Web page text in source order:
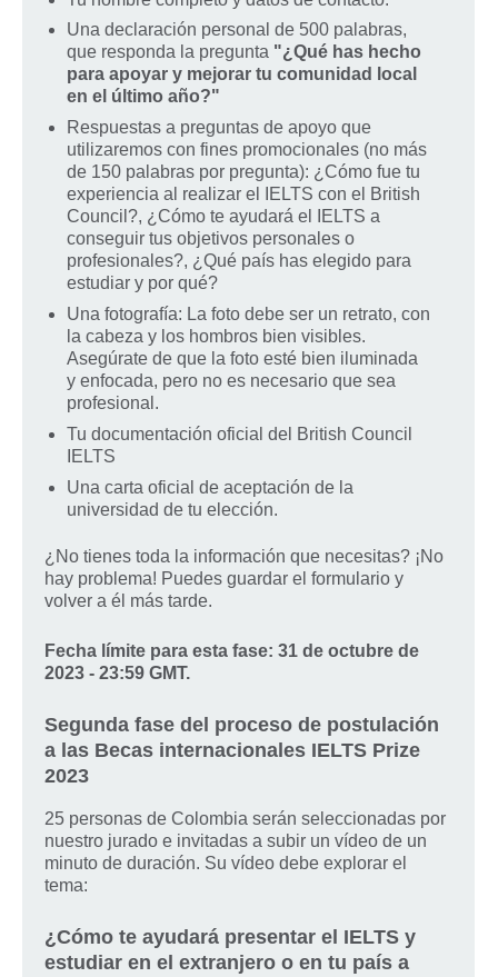
Una declaración personal de 500 palabras,
que responda la pregunta "¿Qué has hecho
para apoyar y mejorar tu comunidad local
en el último año?"
Respuestas a preguntas de apoyo que
utilizaremos con fines promocionales (no más
de 150 palabras por pregunta): ¿Cómo fue tu
experiencia al realizar el IELTS con el British
Council?, ¿Cómo te ayudará el IELTS a
conseguir tus objetivos personales o
profesionales?, ¿Qué país has elegido para
estudiar y por qué?
Una fotografía: La foto debe ser un retrato, con
la cabeza y los hombros bien visibles.
Asegúrate de que la foto esté bien iluminada
y enfocada, pero no es necesario que sea
profesional.
Tu documentación oficial del British Council
IELTS
Una carta oficial de aceptación de la
universidad de tu elección.
¿No tienes toda la información que necesitas? ¡No
hay problema! Puedes guardar el formulario y
volver a él más tarde.
Fecha límite para esta fase: 31 de octubre de
2023 - 23:59 GMT.
Segunda fase del proceso de postulación
a las Becas internacionales IELTS Prize
2023​
25 personas de Colombia serán seleccionadas por
nuestro jurado e invitadas a subir un vídeo de un
minuto de duración. Su vídeo debe explorar el
tema:
¿Cómo te ayudará presentar el IELTS y
estudiar en el extranjero o en tu país a